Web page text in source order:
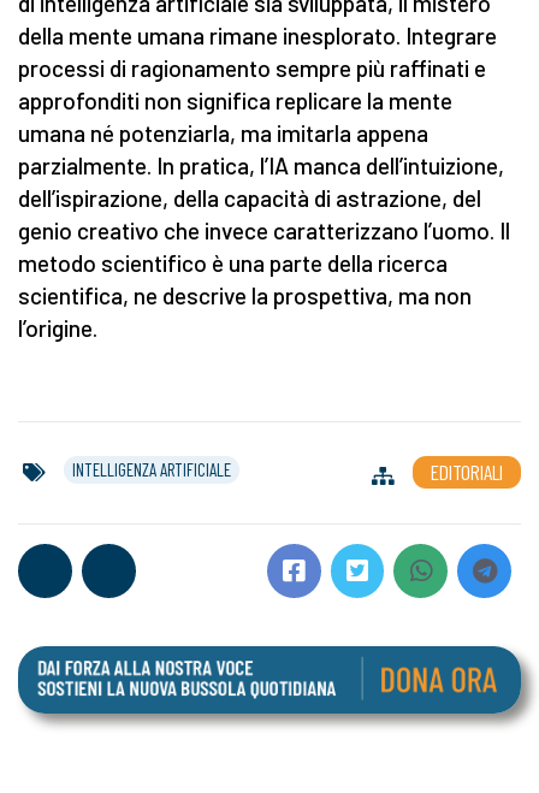
della mente umana rimane inesplorato. Integrare
processi di ragionamento sempre più raffinati e
approfonditi non significa replicare la mente
umana né potenziarla, ma imitarla appena
parzialmente. In pratica, l’IA manca dell’intuizione,
dell’ispirazione, della capacità di astrazione, del
genio creativo che invece caratterizzano l’uomo. Il
metodo scientifico è una parte della ricerca
scientifica, ne descrive la prospettiva, ma non
l’origine.
INTELLIGENZA ARTIFICIALE EDITORIALI